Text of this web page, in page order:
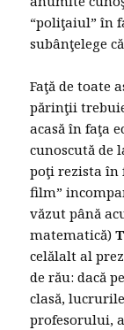
“poliţaiul” în
subânţelege
Faţă de toate
părinţii
acasă în faţa
cunoscută de
poţi rezista în
film”
văzut până
matematică)
celălalt al
de rău: dacă
clasă,
profesorului,